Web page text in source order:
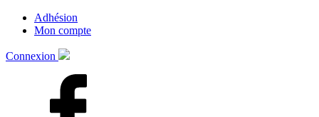
Adhésion
Mon compte
Connexion